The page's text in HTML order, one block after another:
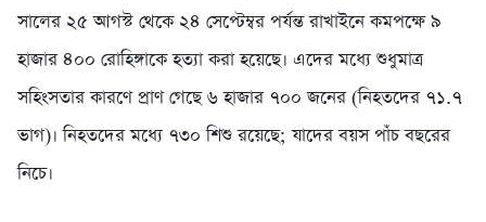
সালের ২৫ আগস্ট থেকে ২৪ সেপ্টেম্বর পর্যন্ত রাখাইনে কমপক্ষে ৯
হাজার ৪০০ রোহিঙ্গাকে হত্যা করা হয়েছে। এদের মধ্যে শুধুমাত্র
সহিংসতার কারণে প্রাণ গেছে ৬ হাজার ৭০০ জনের (নিহতদের ৭১.৭
ভাগ)। নিহতদের মধ্যে ৭৩০ শিশু রয়েছে; যাদের বয়স পাঁচ বছরের
নিচে।